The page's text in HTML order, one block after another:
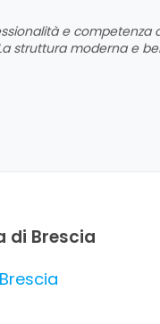
e competenza
struttura moderna e
anche se alcuni
riferimento affidabile
di Brescia